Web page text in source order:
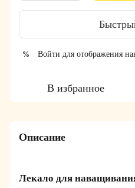
% Войти для отображения
В избранное
Описание
Лекало для